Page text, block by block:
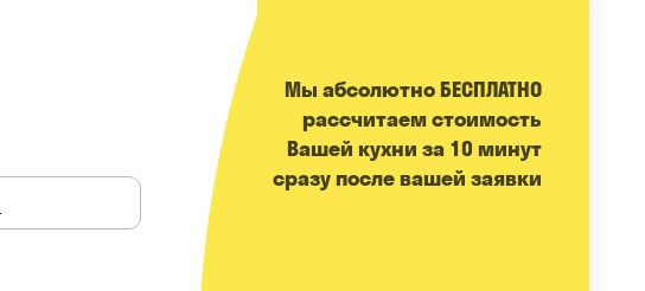
Мы абсолютно БЕСПЛАТНО
расcчитаем стоимость
Вашей кухни за 10 минут
сразу после вашей заявки